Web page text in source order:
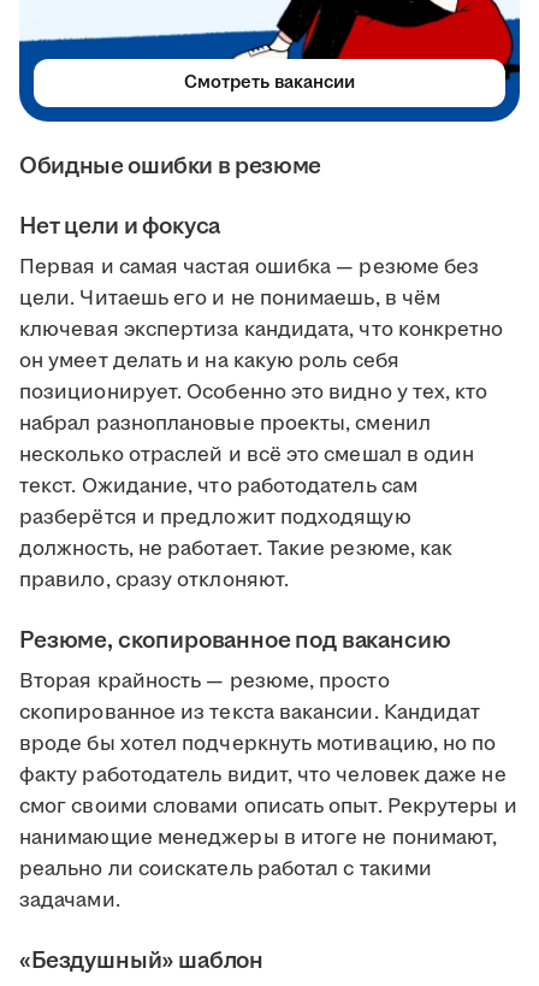
Обидные ошибки в резюме
Нет цели и фокуса
Первая и самая частая ошибка — резюме без
цели. Читаешь его и не понимаешь, в чём
ключевая экспертиза кандидата, что конкретно
он умеет делать и на какую роль себя
позиционирует. Особенно это видно у тех, кто
набрал разноплановые проекты, сменил
несколько отраслей и всё это смешал в один
текст. Ожидание, что работодатель сам
разберётся и предложит подходящую
должность, не работает. Такие резюме, как
правило, сразу отклоняют.
Резюме, скопированное под вакансию
Вторая крайность — резюме, просто
скопированное из текста вакансии. Кандидат
вроде бы хотел подчеркнуть мотивацию, но по
факту работодатель видит, что человек даже не
смог своими словами описать опыт. Рекрутеры и
нанимающие менеджеры в итоге не понимают,
реально ли соискатель работал с такими
задачами.
«Бездушный» шаблон
Смотреть вакансии